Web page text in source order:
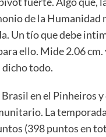
de la Humanidad
Un tío que debe
ello. Mide 2.06 cm.
dicho todo.
en el Pinheiros
La
(398 puntos en